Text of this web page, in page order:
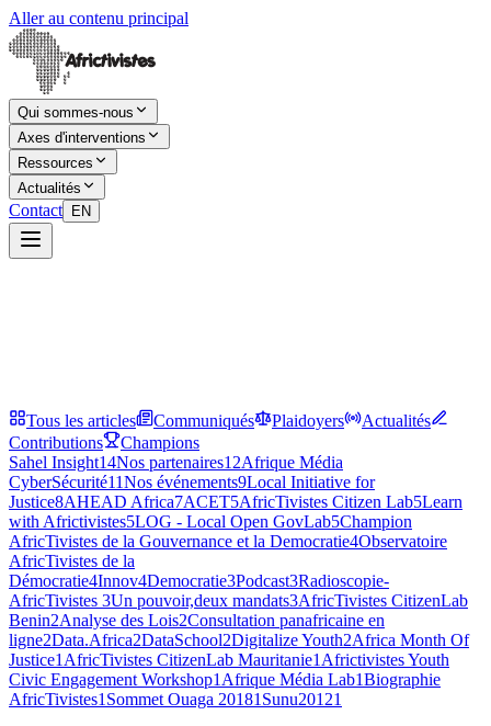
Aller au contenu principal
Qui sommes-nous
Axes d'interventions
Ressources
Actualités
Contact EN
Tous les articles Communiqués Plaidoyers
Actualités
Contributions
Champions
Sahel Insight14Nos partenaires12Afrique Média
CyberSécurité11Nos événements9Local Initiative for
Justice8AHEAD Africa7ACET5AfricTivistes Citizen Lab5Learn
with Africtivistes5LOG - Local Open GovLab5Champion
AfricTivistes de la Gouvernance et la Democratie4Observatoire
AfricTivistes de la
Démocratie4Innov4Democratie3Podcast3Radioscopie-
AfricTivistes 3Un pouvoir,deux mandats3AfricTivistes CitizenLab
Benin2Analyse des Lois2Consultation panafricaine en
ligne2Data.Africa2DataSchool2Digitalize Youth2Africa Month Of
Justice1 AfricTivistes CitizenLab Mauritanie1 Africtivistes Youth
Civic Engagement Workshop1 Afrique Média Lab1Biographie
AfricTivistes1 Sommet Ouaga 20181 Sunu20121